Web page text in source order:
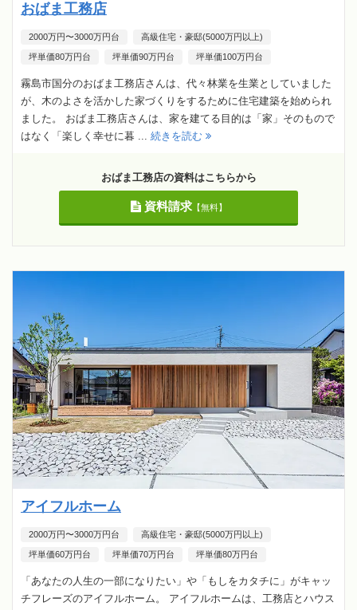
おばま工務店
2000万円〜3000万円台 高級住宅・豪邸(5000万円以上)
坪単価80万円台 坪単価90万円台 坪単価100万円台
霧島市国分のおばま工務店さんは、代々林業を生業としていました
が、木のよさを活かした家づくりをするために住宅建築を始められ
ました。 おばま工務店さんは、家を建てる目的は「家」そのもので
はなく「楽しく幸せに暮 ... 続きを読む
おばま工務店の資料はこちらから
資料請求【無料】
アイフルホーム
2000万円〜3000万円台 高級住宅・豪邸(5000万円以上)
坪単価60万円台 坪単価70万円台 坪単価80万円台
「あなたの人生の一部になりたい」や「もしをカタチに」がキャッ
チフレーズのアイフルホーム。 アイフルホームは、工務店とハウス